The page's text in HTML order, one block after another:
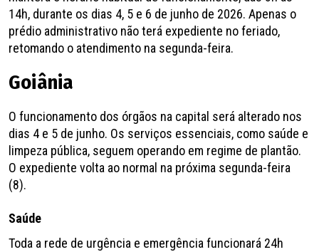
14h, durante os dias 4, 5 e 6 de junho de 2026. Apenas o
prédio administrativo não terá expediente no feriado,
retomando o atendimento na segunda-feira.
Goiânia
O funcionamento dos órgãos na capital será alterado nos
dias 4 e 5 de junho. Os serviços essenciais, como saúde e
limpeza pública, seguem operando em regime de plantão.
O expediente volta ao normal na próxima segunda-feira
(8).
Saúde
Toda a rede de urgência e emergência funcionará 24h